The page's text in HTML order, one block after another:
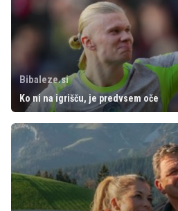
Bibaleze.si
Ko ni na igrišču, je predvsem oče